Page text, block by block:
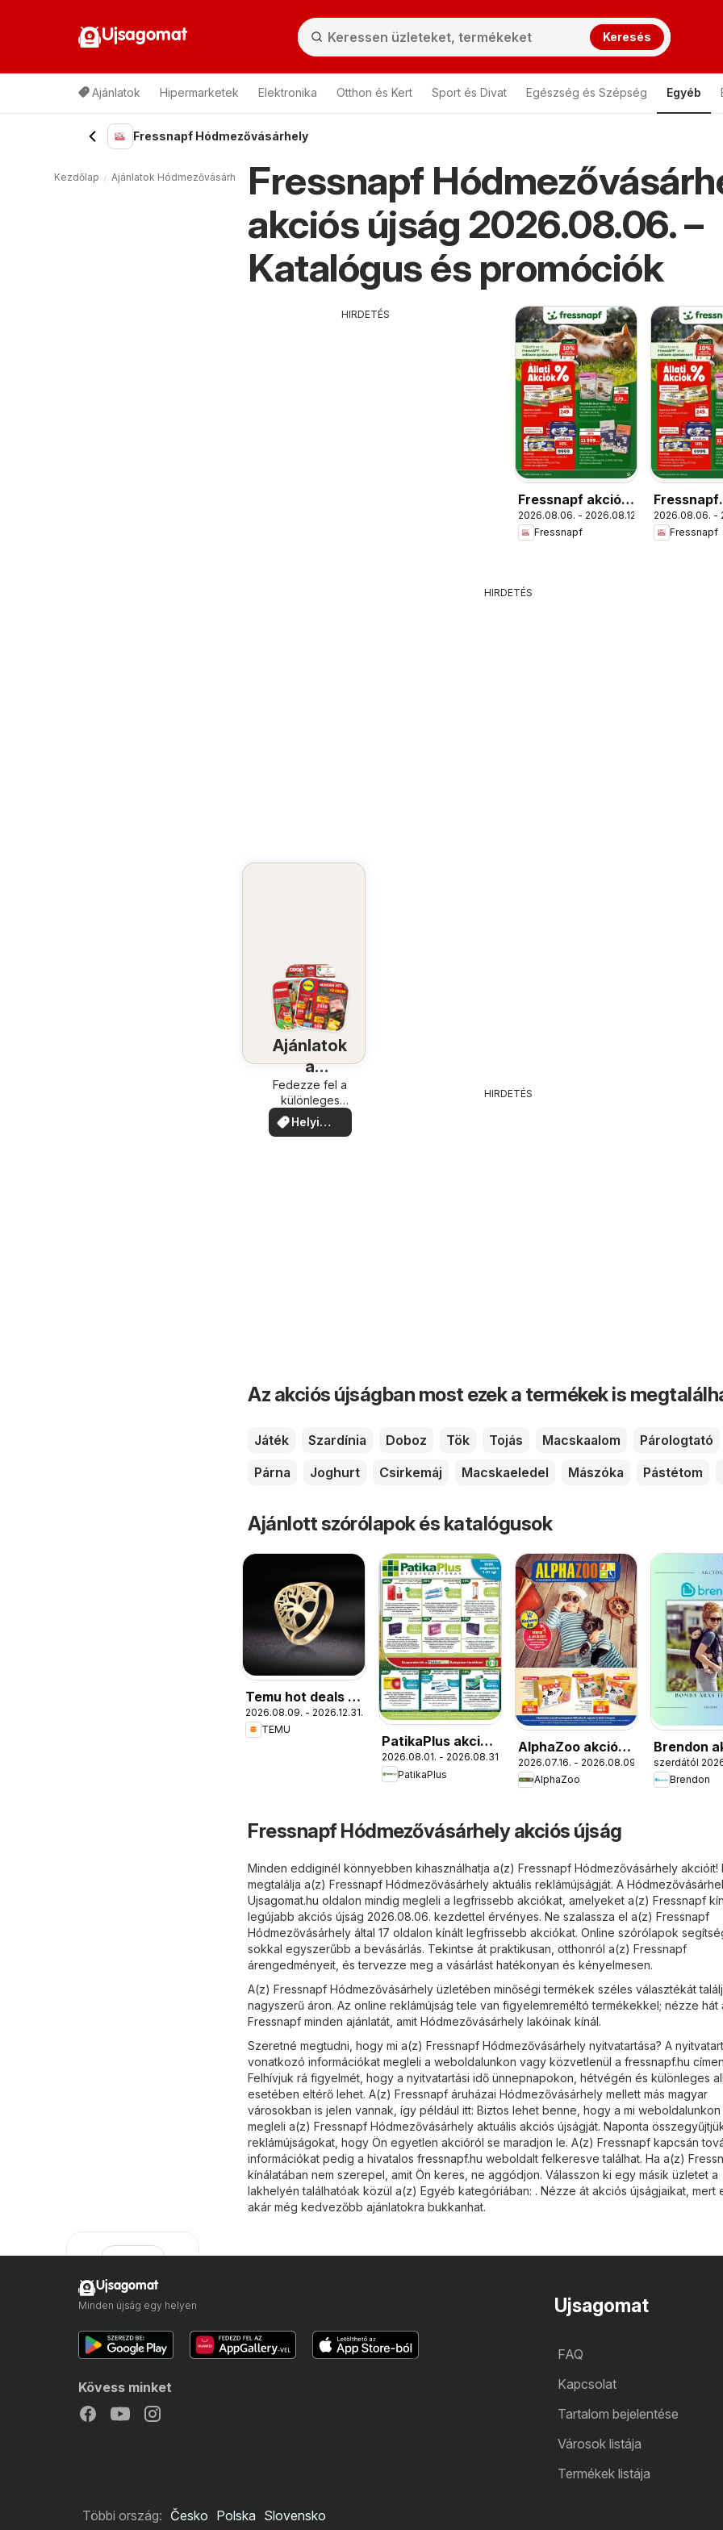
Ujsagomat Keresés
Ajánlatok Hipermarketek Elektronika Otthon és Kert Sport és Divat Egészség és Szépség Egyéb
Fressnapf Hódmezővásárhely
Fressnapf
akciós újság 2026.08.06. –
Katalógus és promóciók
HIRDETÉS
Fressnapf akciós
újság
2026.08.06. - 2026.08.12.
Fressnapf
Fressnapf
aktuális
újság
2026.08.06. -
Fressnapf
HIRDETÉS
Ajánlatok
a
közelében
Fedezze fel a
különleges
ajánlatokat
Helyi
ajánlatok
HIRDETÉS
Az akciós újságban most ezek a termékek is
Játék Szardínia Doboz Tök Tojás Macskaalom
Párologtató
Párna
Joghurt Csirkemáj Macskaeledel Mászóka Pástétom
Ajánlott szórólapok és katalógusok
Temu hot deals –
Hungary
2026.08.09. - 2026.12.31.
TEMU
PatikaPlus akciós
újság
2026.08.01. - 2026.08.31.
PatikaPlus
AlphaZoo akciós
újság
2026.07.16. - 2026.08.09.
AlphaZoo
Brendon
újság
szerdától
Brendon
Fressnapf Hódmezővásárhely akciós újság
Minden eddiginél könnyebben kihasználhatja a(z) Fressnapf Hódmezővásárhely akcióit!
megtalálja a(z) Fressnapf Hódmezővásárhely aktuális reklámújságját. A
Ujsagomat.hu oldalon mindig megleli a legfrissebb akciókat, amelyeket a(z) Fressnapf
legújabb akciós újság 2026.08.06. kezdettel érvényes. Ne szalassza el a(z) Fressnapf
Hódmezővásárhely által 17 oldalon kínált legfrissebb akciókat. Online szórólapok
sokkal egyszerűbb a bevásárlás. Tekintse át praktikusan, otthonról a(z) Fressnapf
árengedményeit, és tervezze meg a vásárlást hatékonyan és kényelmesen.
A(z) Fressnapf Hódmezővásárhely üzletében minőségi termékek széles választékát
nagyszerű áron. Az online reklámújság tele van figyelemreméltó termékekkel; nézze hát
Fressnapf minden ajánlatát, amit Hódmezővásárhely lakóinak kínál.
Szeretné megtudni, hogy mi a(z) Fressnapf Hódmezővásárhely nyitvatartása? A
vonatkozó információkat megleli a weboldalunkon vagy közvetlenül a fressnapf.hu
Felhívjuk rá figyelmét, hogy a nyitvatartási idő ünnepnapokon, hétvégén és különleges
esetében eltérő lehet. A(z) Fressnapf áruházai Hódmezővásárhely mellett más magyar
városokban is jelen vannak, így például itt: Biztos lehet benne, hogy a mi weboldalunkon
megleli a(z) Fressnapf Hódmezővásárhely aktuális akciós újságját. Naponta
reklámújságokat, hogy Ön egyetlen akcióról se maradjon le. A(z) Fressnapf kapcsán
információkat pedig a hivatalos fressnapf.hu weboldalt felkeresve találhat. Ha a(z)
kínálatában nem szerepel, amit Ön keres, ne aggódjon. Válasszon ki egy másik üzletet a
lakhelyén találhatóak közül a(z) Egyéb kategóriában: . Nézze át akciós újságjaikat, mert
akár még kedvezőbb ajánlatokra bukkanhat.
Kezdőlap Ajánlatok Hódmezővásárhely Egyéb Hódmezővásárhely Fressnapf Hódmezővásárhely
Ujsagomat
FAQ
Kapcsolat
Tartalom bejelentése
Városok listája
Termékek listája
Ujsagomat
Minden újság egy helyen
Kövess minket
Többi ország: Česko Polska Slovensko